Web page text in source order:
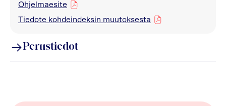
Ohjelmaesite
pdf
Tiedote kohdeindeksin muutoksesta
pdf
Perustiedot